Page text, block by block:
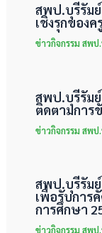
สพป.บุรีรัมย์
เชิงรุกของ
ข่าวกิจกรรม สพป
สพป.บุรีรัมย์
ติดตามการ
ข่าวกิจกรรม สพป
สพป.บุรีรัม
เพื่อรับการคั
การศึกษา
ข่าวกิจกรรม สพป